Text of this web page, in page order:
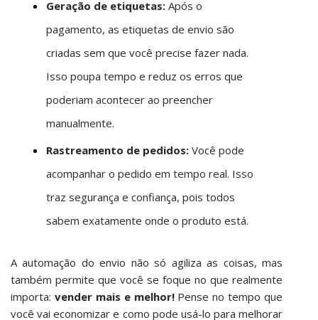
Geração de etiquetas: Após o
pagamento, as etiquetas de envio são
criadas sem que você precise fazer nada.
Isso poupa tempo e reduz os erros que
poderiam acontecer ao preencher
manualmente.
Rastreamento de pedidos: Você pode
acompanhar o pedido em tempo real. Isso
traz segurança e confiança, pois todos
sabem exatamente onde o produto está.
A automação do envio não só agiliza as coisas, mas
também permite que você se foque no que realmente
importa: vender mais e melhor!Pense no tempo que
você vai economizar e como pode usá-lo para melhorar